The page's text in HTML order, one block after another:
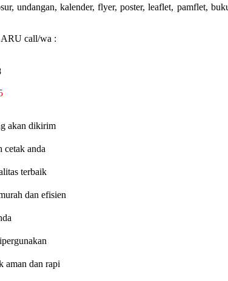
undangan, kalender, flyer, poster, leaflet, pamflet,
call/wa :
akan dikirim
anda
terbaik
dan efisien
aman dan rapi